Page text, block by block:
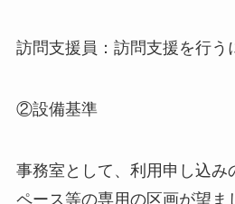
訪問支援員：訪問支援を行う
②設備基準
事務室として、利用申し込み
ペース等の専用の区画が望ま